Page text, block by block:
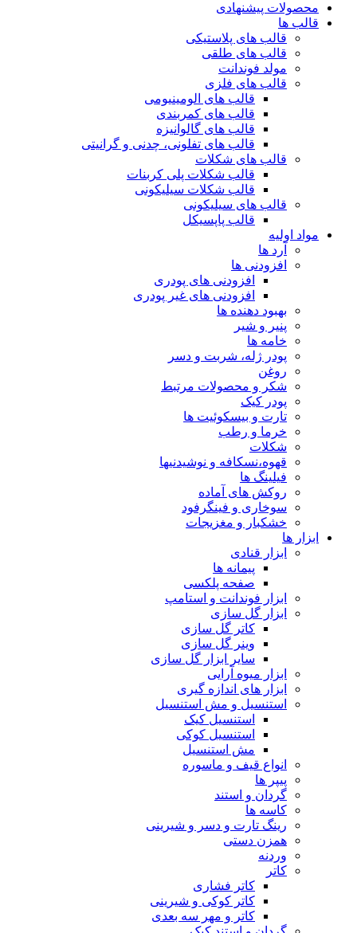
محصولات پیشنهادی
قالب ها
قالب های پلاستیکی
قالب های طلقی
مولد فوندانت
قالب های فلزی
قالب های الومینیومی
قالب های کمربندی
قالب های گالوانیزه
قالب های تفلونی، چدنی و گرانیتی
قالب های شکلات
قالب شکلات پلی کربنات
قالب شکلات سیلیکونی
قالب های سیلیکونی
قالب پاپسیکل
مواد اولیه
آرد ها
افزودنی ها
افزودنی های پودری
افزودنی های غیر پودری
بهبود دهنده ها
پنیر و شیر
خامه ها
پودر ژله، شربت و دسر
روغن
شکر و محصولات مرتبط
پودر کیک
تارت و بیسکوئیت ها
خرما و رطب
شکلات
قهوه،نسکافه و نوشیدنیها
فیلینگ ها
روکش های آماده
سوخاری و فینگرفود
خشکبار و مغزیجات
ابزار ها
ابزار قنادی
پیمانه ها
صفحه پلکسی
ابزار فوندانت و استامپ
ابزار گل سازی
کاتر گل سازی
وینر گل سازی
سایر ابزار گل سازی
ابزار میوه آرایی
ابزار های اندازه گیری
استنسیل و مش استنسیل
استنسیل کیک
استنسیل کوکی
مش استنسیل
انواع قیف و ماسوره
پیپر ها
گردان و استند
کاسه ها
رینگ تارت و دسر و شیرینی
همزن دستی
وردنه
کاتر
کاتر فشاری
کاتر کوکی و شیرینی
کاتر و مهر سه بعدی